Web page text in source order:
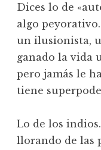
Dices lo de
algo
un ilusionista,
ganado la vida
pero jamás le
tiene
Lo de los
llorando de las